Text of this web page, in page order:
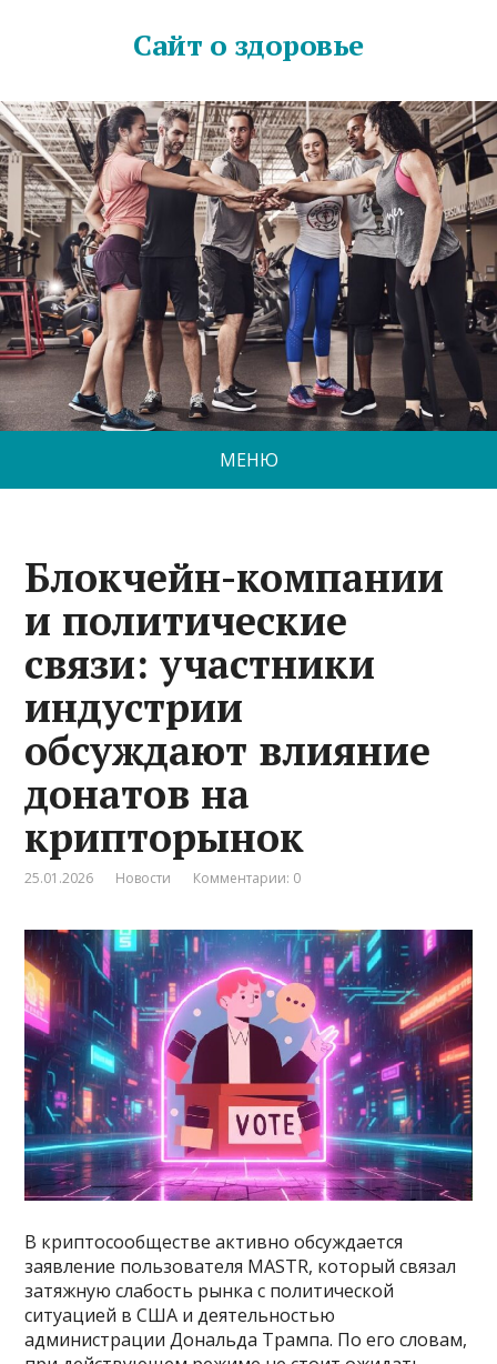
Сайт о здоровье
МЕНЮ
Блокчейн-компании
и политические
связи: участники
индустрии
обсуждают влияние
донатов на
крипторынок
25.01.2026 Новости Комментарии: 0
В криптосообществе активно обсуждается
заявление пользователя MASTR, который связал
затяжную слабость рынка с политической
ситуацией в США и деятельностью
администрации Дональда Трампа. По его словам,